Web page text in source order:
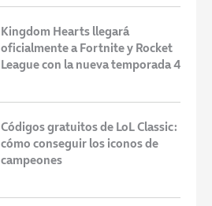
Kingdom Hearts llegará
oficialmente a Fortnite y Rocket
League con la nueva temporada 4
Códigos gratuitos de LoL Classic:
cómo conseguir los iconos de
campeones